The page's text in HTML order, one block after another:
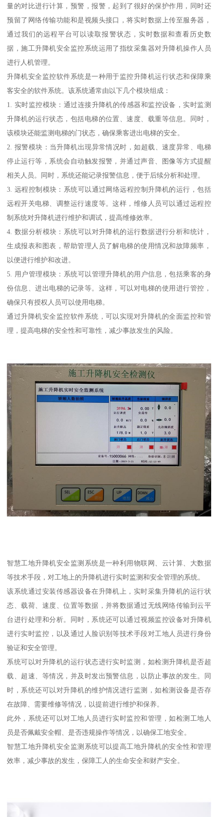
量的对比进行计算，预警，报警，起到了很好的保护作用，同时还
预留了网络传输功能和是视频头接口，将实时数据上传至服务器，
通过我们的远程平台可以读取报警状态，实时数据和查看历史数
据，施工升降机安全监控系统运用了指纹采集器对升降机操作人员
进行人机管理。
升降机安全监控软件系统是一种用于监控升降机运行状态和保障乘
客安全的软件系统。该系统通常由以下几个模块组成：
1. 实时监控模块：通过连接升降机的传感器和监控设备，实时监测
升降机的运行状态，包括电梯的位置、速度、载重等信息。同时，
该模块还能监测电梯的门状态，确保乘客进出电梯的安全。
2. 报警模块：当升降机出现异常情况时，如超载、速度异常、电梯
停止运行等，系统会自动触发报警，并通过声音、图像等方式提醒
相关人员。同时，系统还能记录报警信息，便于后续分析和处理。
3. 远程控制模块：系统可以通过网络远程控制升降机的运行，包括
远程开关电梯、调整运行速度等。这样，维修人员可以通过远程控
制系统对升降机进行维护和调试，提高维修效率。
4. 数据分析模块：系统可以对升降机的运行数据进行分析和统计，
生成报表和图表，帮助管理人员了解电梯的使用情况和故障频率，
以便进行维护和改进。
5. 用户管理模块：系统可以管理升降机的用户信息，包括乘客的身
份信息、进出电梯的记录等。这样，可以对电梯的使用进行管控，
确保只有授权人员可以使用电梯。
通过升降机安全监控软件系统，可以实现对升降机的全面监控和管
理，提高电梯的安全性和可靠性，减少事故发生的风险。
智慧工地升降机安全监测系统是一种利用物联网、云计算、大数据
等技术手段，对工地上的升降机进行实时监测和安全管理的系统。
该系统通过安装传感器设备在升降机上，实时采集升降机的运行状
态、载荷、速度、位置等数据，并将数据通过无线网络传输到云平
台进行处理和分析。同时，系统还可以通过视频监控设备对升降机
进行实时监控，以及通过人脸识别等技术手段对工地人员进行身份
验证和安全管理。
系统可以对升降机的运行状态进行实时监测，如检测升降机是否超
载、超速、等情况，并及时发出预警信息，以防止事故的发生。同
时，系统还可以对升降机的维护情况进行监测，如检测设备是否存
在故障、需要维修等情况，以提前进行维护和保养。
此外，系统还可以对工地人员进行实时监控和管理，如检测工地人
员是否佩戴安全帽、是否违规操作等情况，以确保工地安全。
智慧工地升降机安全监测系统可以提高工地升降机的安全性和管理
效率，减少事故的发生，保障工人的生命安全和财产安全。